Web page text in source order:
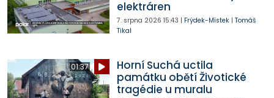
elektráren
7. srpna 2026 15:43 | Frýdek-Místek| Tomáš
Tikal
01:37
Horní Suchá uctila
památku obětí Životické
tragédie u muralu